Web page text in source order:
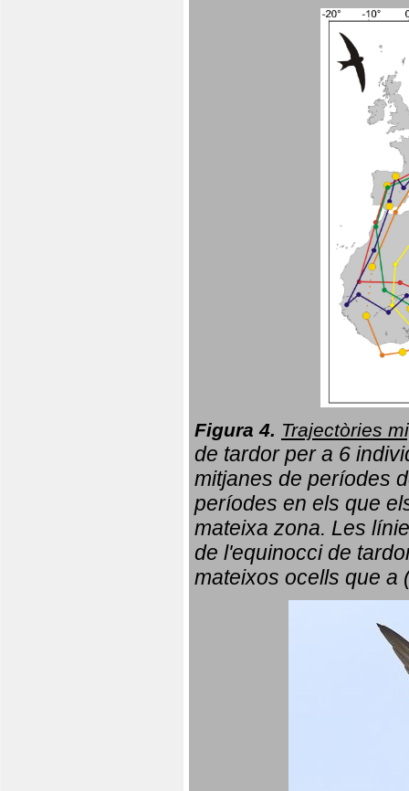
Figura 4. Trajectòries
de tardor per a 6
mitjanes de períodes
períodes en els que
mateixa zona. Les
de l'equinocci de
mateixos ocells que a